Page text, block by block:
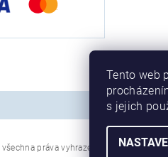
práva vyhrazena
Tento web
s jejich